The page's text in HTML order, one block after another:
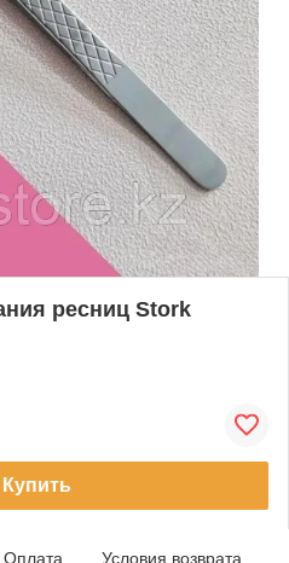
ресниц Stork
Купить
Оплата Условия возврата